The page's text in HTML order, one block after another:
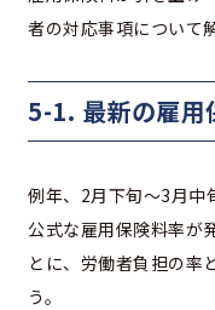
者の対応事項について
5-1. 最新の雇用
例年、2月下旬～3月中
公式な雇用保険料率が
とに、労働者負担の率
う。